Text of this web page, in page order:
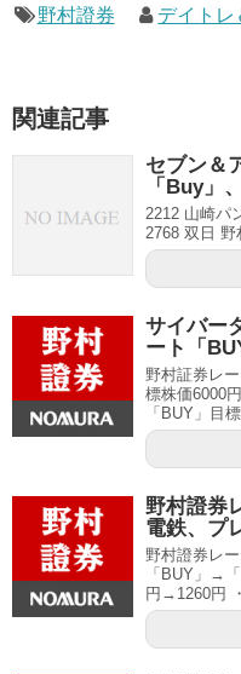
野村證券 デイトレ
関連記事
セブン＆
「Buy」
2212 山崎パ
2768 双日 野
サイバー
ート「
野村証券レ
標株価6000
「BUY」目
野村證券
電鉄、プ
野村證券レ
「BUY」→
円→1260円